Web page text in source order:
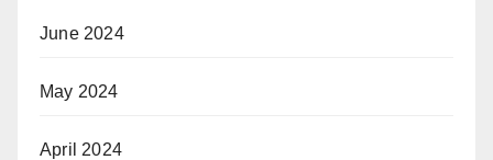
June 2024
May 2024
April 2024